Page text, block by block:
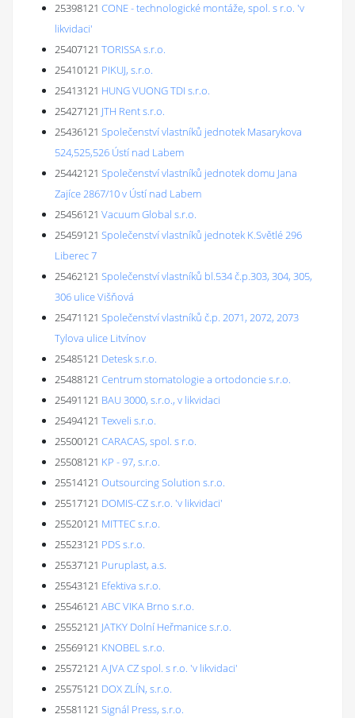
25398121 CONE - technologické montáže, spol. s r.o. 'v
likvidaci'
25407121 TORISSA s.r.o.
25410121 PIKUJ, s.r.o.
25413121 HUNG VUONG TDI s.r.o.
25427121 JTH Rent s.r.o.
25436121 Společenství vlastníků jednotek Masarykova
524,525,526 Ústí nad Labem
25442121 Společenství vlastníků jednotek domu Jana
Zajíce 2867/10 v Ústí nad Labem
25456121 Vacuum Global s.r.o.
25459121 Společenství vlastníků jednotek K.Světlé 296
Liberec 7
25462121 Společenství vlastníků bl.534 č.p.303, 304, 305,
306 ulice Višňová
25471121 Společenství vlastníků č.p. 2071, 2072, 2073
Tylova ulice Litvínov
25485121 Detesk s.r.o.
25488121 Centrum stomatologie a ortodoncie s.r.o.
25491121 BAU 3000, s.r.o., v likvidaci
25494121 Texveli s.r.o.
25500121 CARACAS, spol. s r.o.
25508121 KP - 97, s.r.o.
25514121 Outsourcing Solution s.r.o.
25517121 DOMIS-CZ s.r.o. 'v likvidaci'
25520121 MITTEC s.r.o.
25523121 PDS s.r.o.
25537121 Puruplast, a.s.
25543121 Efektiva s.r.o.
25546121 ABC VIKA Brno s.r.o.
25552121 JATKY Dolní Heřmanice s.r.o.
25569121 KNOBEL s.r.o.
25572121 AJVA CZ spol. s r.o. 'v likvidaci'
25575121 DOX ZLÍN, s.r.o.
25581121 Signál Press, s.r.o.